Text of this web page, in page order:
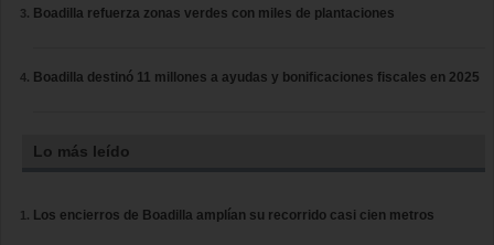
Boadilla refuerza zonas verdes con miles de plantaciones
Boadilla destinó 11 millones a ayudas y bonificaciones fiscales en 2025
Lo más leído
Los encierros de Boadilla amplían su recorrido casi cien metros